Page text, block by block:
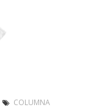
COLUMNA